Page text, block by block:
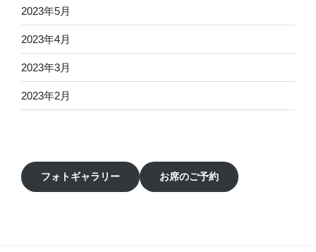
2023年5月
2023年4月
2023年3月
2023年2月
フォトギャラリー お席のご予約